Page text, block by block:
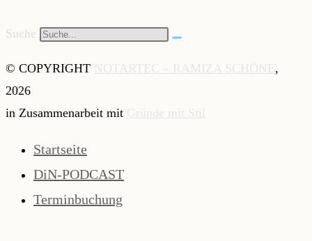
Suche
© COPYRIGHT NOTARTEC – RAMIZA SCHÖNE ,
2026
in Zusammenarbeit mit Gründe mit Stil
Startseite
DiN-PODCAST
Terminbuchung